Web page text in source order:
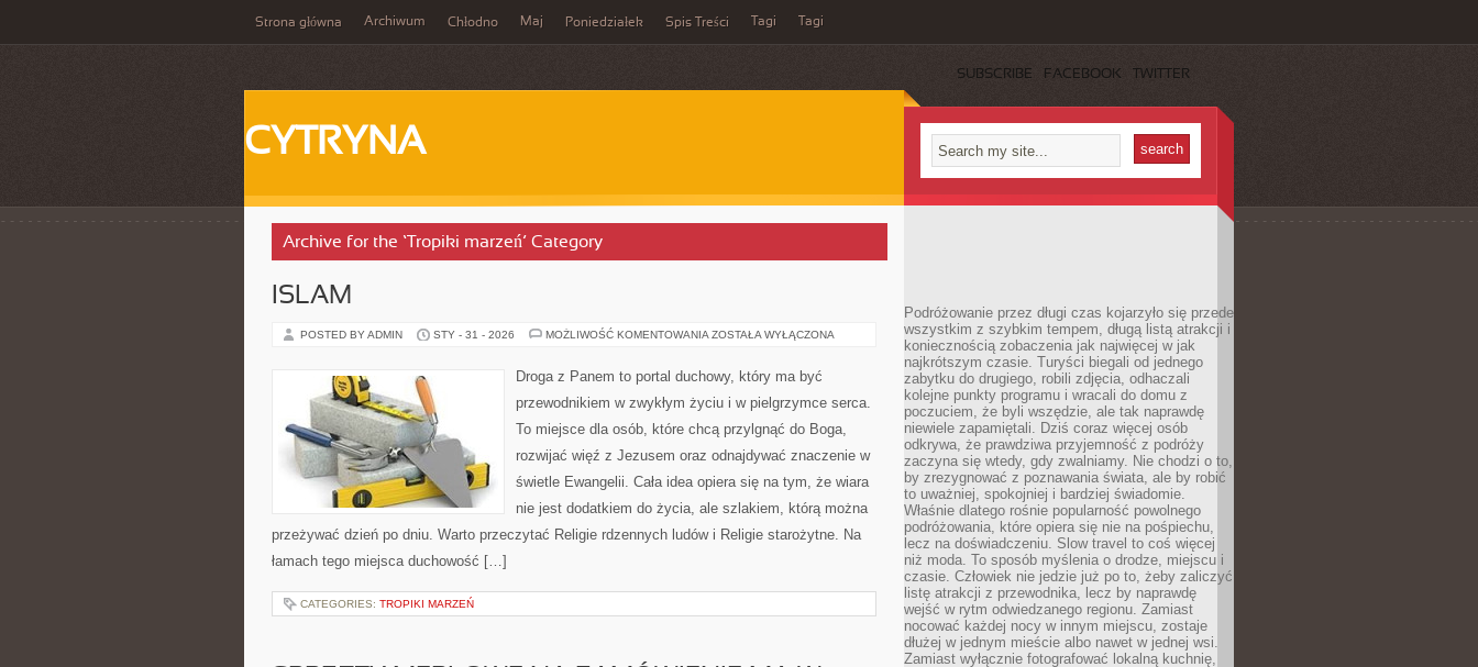
Strona główna Archiwum Chłodno Maj Poniedziałek Spis Treści Tagi Tagi
SUBSCRIBE FACEBOOK TWITTER
CYTRYNA
Archive for the ‘Tropiki marzeń’ Category
ISLAM
POSTED BY ADMIN STY - 31 - 2026 MOŻLIWOŚĆ KOMENTOWANIA ISLAM
ZOSTAŁA WYŁĄCZONA
Droga z Panem to portal duchowy, który ma być
przewodnikiem w zwykłym życiu i w pielgrzymce serca.
To miejsce dla osób, które chcą przylgnąć do Boga,
rozwijać więź z Jezusem oraz odnajdywać znaczenie w
świetle Ewangelii. Cała idea opiera się na tym, że wiara
nie jest dodatkiem do życia, ale szlakiem, którą można
przeżywać dzień po dniu. Warto przeczytać Religie rdzennych ludów i Religie starożytne. Na
łamach tego miejsca duchowość […]
CATEGORIES: TROPIKI MARZEŃ
Podróżowanie przez długi czas kojarzyło się przede
wszystkim z szybkim tempem, długą listą atrakcji i
koniecznością zobaczenia jak najwięcej w jak
najkrótszym czasie. Turyści biegali od jednego
zabytku do drugiego, robili zdjęcia, odhaczali
kolejne punkty programu i wracali do domu z
poczuciem, że byli wszędzie, ale tak naprawdę
niewiele zapamiętali. Dziś coraz więcej osób
odkrywa, że prawdziwa przyjemność z podróży
zaczyna się wtedy, gdy zwalniamy. Nie chodzi o to,
by zrezygnować z poznawania świata, ale by robić
to uważniej, spokojniej i bardziej świadomie.
Właśnie dlatego rośnie popularność powolnego
podróżowania, które opiera się nie na pośpiechu,
lecz na doświadczeniu. Slow travel to coś więcej
niż moda. To sposób myślenia o drodze, miejscu i
czasie. Człowiek nie jedzie już po to, żeby zaliczyć
listę atrakcji z przewodnika, lecz by naprawdę
wejść w rytm odwiedzanego regionu. Zamiast
nocować każdej nocy w innym miejscu, zostaje
dłużej w jednym mieście albo nawet w jednej wsi.
Zamiast wyłącznie fotografować lokalną kuchnię,